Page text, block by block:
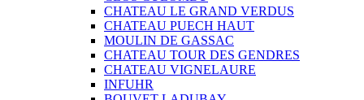
CHATEAU LE GRAND VERDUS
CHATEAU PUECH HAUT
MOULIN DE GASSAC
CHATEAU TOUR DES GENDRES
CHATEAU VIGNELAURE
INFUHR